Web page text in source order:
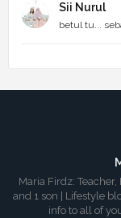
Sii Nurul
betul tu...
Maria Firdz:
and 1 son | Lifestyle
info to all of